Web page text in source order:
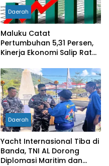
Daerah
Maluku Catat
Pertumbuhan 5,31 Persen,
Kinerja Ekonomi Salip Rata-
Daerah
Yacht Internasional Tiba di
Banda, TNI AL Dorong
Diplomasi Maritim dan